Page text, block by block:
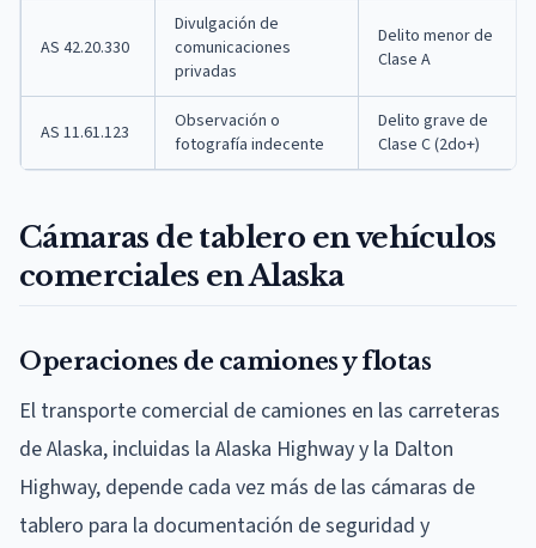
AS 42.20.330
Divulgación de
comunicaciones
privadas
Delito menor de
Clase A
AS 11.61.123
Observación o
fotografía indecente
Delito grave de
Clase C (2do+)
Cámaras de tablero en vehículos
comerciales en Alaska
Operaciones de camiones y flotas
El transporte comercial de camiones en las carreteras
de Alaska, incluidas la Alaska Highway y la Dalton
Highway, depende cada vez más de las cámaras de
tablero para la documentación de seguridad y